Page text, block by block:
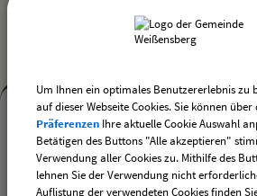
Mehr
entdecken,
Öffnungszeiten
Mehr entdecken
Kontakt
Um Ihnen ein optimales Benutzererlebnis zu
auf dieser Webseite Cookies. Sie können über
Präferenzen Ihre aktuelle Cookie Auswahl
Betätigen des Buttons "Alle akzeptieren"
Verwendung aller Cookies zu. Mithilfe des
lehnen Sie der Verwendung nicht
Auflistung der verwendeten Cookies finden